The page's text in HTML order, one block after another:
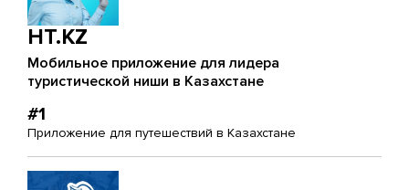
HT.KZ
Мобильное приложение для лидера
туристической ниши в Казахстане
#1
Приложение для путешествий в Казахстане